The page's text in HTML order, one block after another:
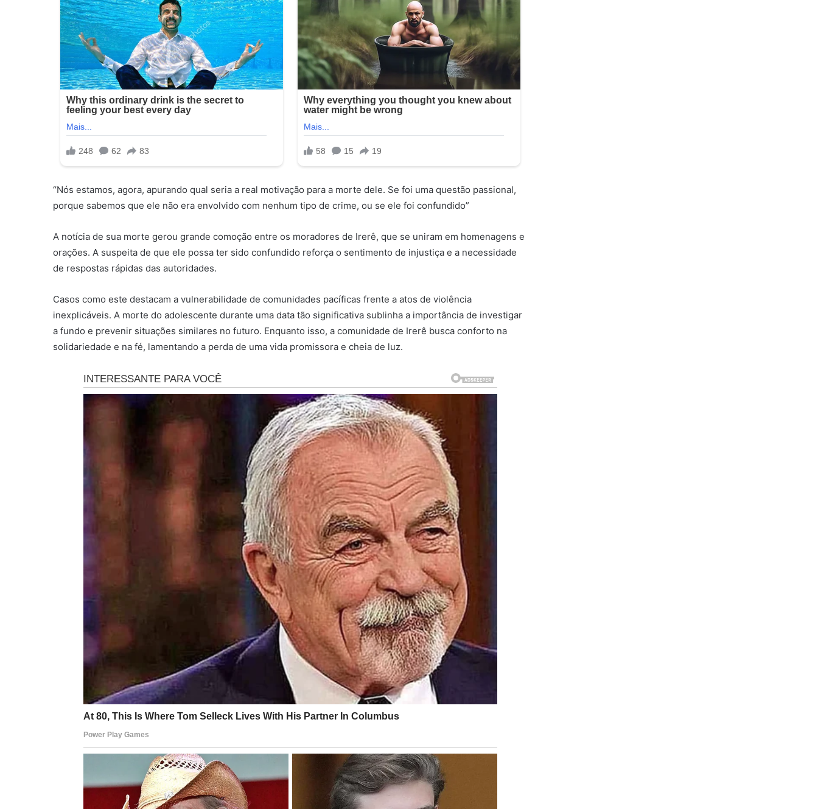
“Nós estamos, agora, apurando qual seria a real motivação para a morte dele. Se foi uma questão passional,
porque sabemos que ele não era envolvido com nenhum tipo de crime, ou se ele foi confundido”
A notícia de sua morte gerou grande comoção entre os moradores de Irerê, que se uniram em homenagens e
orações. A suspeita de que ele possa ter sido confundido reforça o sentimento de injustiça e a necessidade
de respostas rápidas das autoridades.
Casos como este destacam a vulnerabilidade de comunidades pacíficas frente a atos de violência
inexplicáveis. A morte do adolescente durante uma data tão significativa sublinha a importância de investigar
a fundo e prevenir situações similares no futuro. Enquanto isso, a comunidade de Irerê busca conforto na
solidariedade e na fé, lamentando a perda de uma vida promissora e cheia de luz.